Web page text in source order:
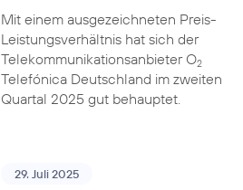
Mit einem ausgezeichneten Preis-
Leistungsverhältnis hat sich der
Telekommunikationsanbieter O2
Telefónica Deutschland im zweiten
Quartal 2025 gut behauptet.
29. Juli 2025